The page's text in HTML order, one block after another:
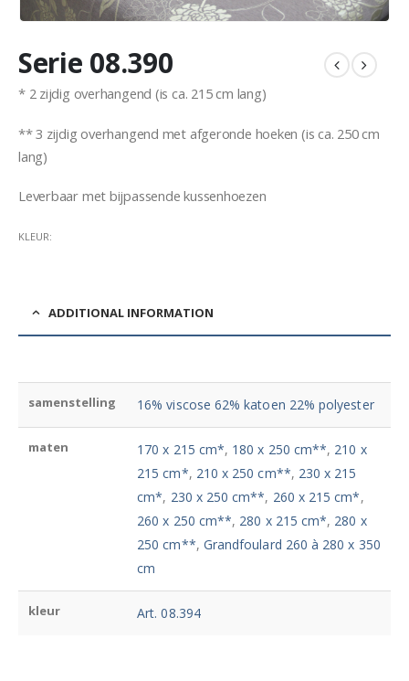
Serie 08.390
* 2 zijdig overhangend (is ca. 215 cm lang)
** 3 zijdig overhangend met afgeronde hoeken (is ca. 250 cm
lang)
Leverbaar met bijpassende kussenhoezen
KLEUR
ADDITIONAL INFORMATION
samenstelling 16% viscose 62% katoen 22% polyester
maten 170 x 215 cm*, 180 x 250 cm**, 210 x
215 cm*, 210 x 250 cm**, 230 x 215
cm*, 230 x 250 cm**, 260 x 215 cm*,
260 x 250 cm**, 280 x 215 cm*, 280 x
250 cm**, Grandfoulard 260 à 280 x 350
cm
kleur Art. 08.394